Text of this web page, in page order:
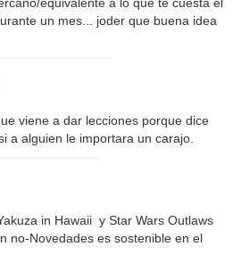
un mes... joder que buena idea
viene a dar lecciones porque dice
a alguien le importara un carajo.
in Hawaii y Star Wars Outlaws
no-Novedades es sostenible en el